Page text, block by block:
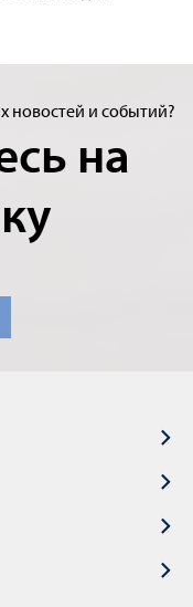
новостей и событий?
на